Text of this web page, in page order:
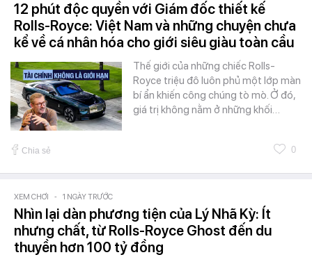
12 phút độc quyền với Giám đốc thiết kế
Rolls-Royce: Việt Nam và những chuyện chưa
kể về cá nhân hóa cho giới siêu giàu toàn cầu
Thế giới của những chiếc Rolls-
Royce triệu đô luôn phủ một lớp màn
bí ẩn khiến công chúng tò mò. Ở đó,
giá trị không nằm ở những khối…
Chia sẻ 0
XEM CHƠI - 1 NGÀY TRƯỚC
Nhìn lại dàn phương tiện của Lý Nhã Kỳ: Ít
nhưng chất, từ Rolls-Royce Ghost đến du
thuyền hơn 100 tỷ đồng